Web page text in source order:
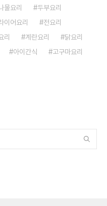
물요리
두부요리
이어요리
전요리
리 계란요리
닭요리
아이간식
고구마요리